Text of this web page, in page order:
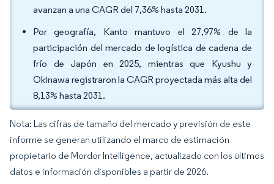
avanzan a una CAGR del 7,36% hasta 2031.
Por geografía, Kanto mantuvo el 27,97% de la
participación del mercado de logística de cadena de
frío de Japón en 2025, mientras que Kyushu y
Okinawa registraron la CAGR proyectada más alta del
8,13% hasta 2031.
Nota: Las cifras de tamaño del mercado y previsión de este
informe se generan utilizando el marco de estimación
propietario de Mordor Intelligence, actualizado con los últimos
datos e información disponibles a partir de 2026.